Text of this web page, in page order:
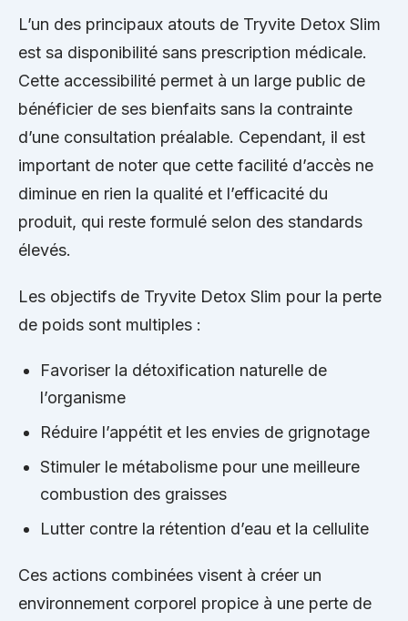
L’un des principaux atouts de Tryvite Detox Slim
est sa disponibilité sans prescription médicale.
Cette accessibilité permet à un large public de
bénéficier de ses bienfaits sans la contrainte
d’une consultation préalable. Cependant, il est
important de noter que cette facilité d’accès ne
diminue en rien la qualité et l’efficacité du
produit, qui reste formulé selon des standards
élevés.
Les objectifs de Tryvite Detox Slim pour la perte
de poids sont multiples :
Favoriser la détoxification naturelle de
l’organisme
Réduire l’appétit et les envies de grignotage
Stimuler le métabolisme pour une meilleure
combustion des graisses
Lutter contre la rétention d’eau et la cellulite
Ces actions combinées visent à créer un
environnement corporel propice à une perte de